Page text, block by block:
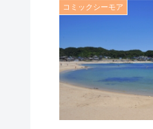
コミックシーモア